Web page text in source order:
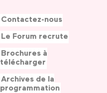
Contactez-nous
Le Forum recrute
Brochures à
télécharger
Archives de la
programmation